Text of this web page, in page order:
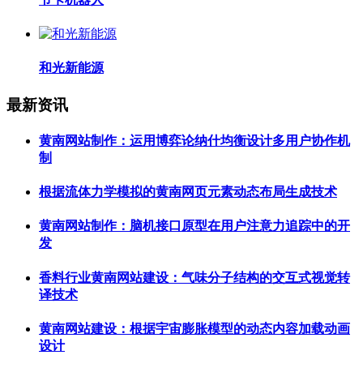
和光新能源
最新资讯
黄南网站制作：运用博弈论纳什均衡设计多用户协作机
制
根据流体力学模拟的黄南网页元素动态布局生成技术
黄南网站制作：脑机接口原型在用户注意力追踪中的开
发
香料行业黄南网站建设：气味分子结构的交互式视觉转
译技术
黄南网站建设：根据宇宙膨胀模型的动态内容加载动画
设计